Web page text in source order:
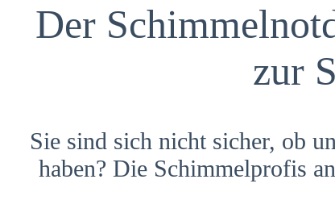
Der
zur
Sie sind sich nicht sicher, ob
haben? Die Schimmelprofis